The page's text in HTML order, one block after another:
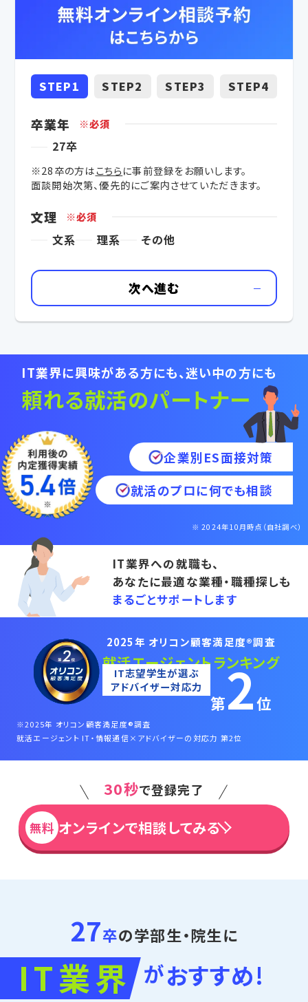
STEP1 STEP2 STEP3 STEP4
卒業年 ※必須
27卒
※28卒の方はこちらに事前登録をお願いします。
面談開始次第、優先的にご案内させていただきます。
文理 ※必須
文系 理系 その他
次へ進む
IT業界に興味がある方にも、迷い中の方にも
頼れる就活のパートナー
企業別ES面接対策
就活のプロに何でも相談
※ 2024年10月時点（自社調べ）
IT業界への就職も、
あなたに最適な業種・職種探しも
まるごとサポートします
2025年 オリコン顧客満足度®調査
就活エージェントランキング
IT志望学生が選ぶ
アドバイザー対応力
第2位
※2025年 オリコン顧客満足度®調査
就活エージェント IT・情報通信×アドバイザーの対応力 第2位
30秒で登録完了
無料 オンラインで相談してみる
27卒の学部生・院生に
IT業界 がおすすめ!